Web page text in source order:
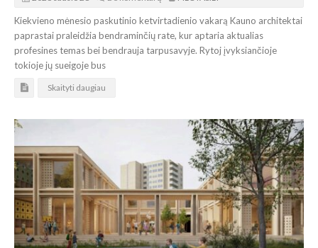
Kiekvieno mėnesio paskutinio ketvirtadienio vakarą Kauno architektai
paprastai praleidžia bendraminčių rate, kur aptaria aktualias
profesines temas bei bendrauja tarpusavyje. Rytoj įvyksiančioje
tokioje jų sueigoje bus
Skaityti daugiau